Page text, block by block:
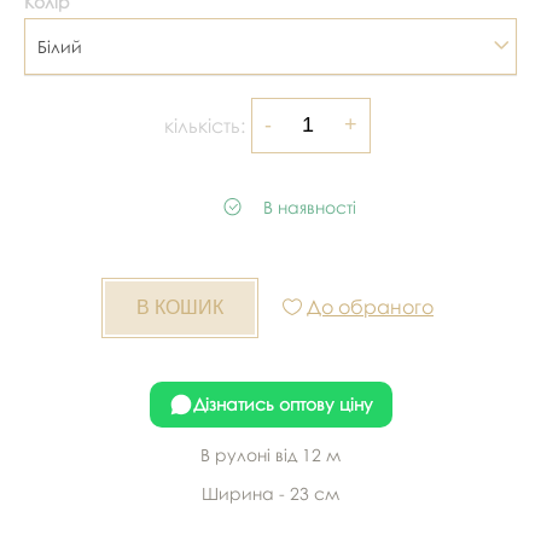
Білий
кількість:
В наявності
До обраного
Дізнатись оптову ціну
В рулоні від 12 м
Ширина - 23 см